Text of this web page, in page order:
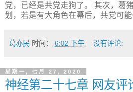
党，已经是共党走狗了。 其次，葛
划，若是有大角色在幕后，共党可能
葛亦民 时间： 6:02 下午 没有评论:
星期一, 七月 27, 2020
神经第二十七章 网友评